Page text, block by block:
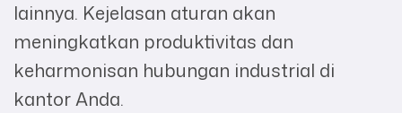
lainnya. Kejelasan aturan akan
meningkatkan produktivitas dan
keharmonisan hubungan industrial di
kantor Anda.